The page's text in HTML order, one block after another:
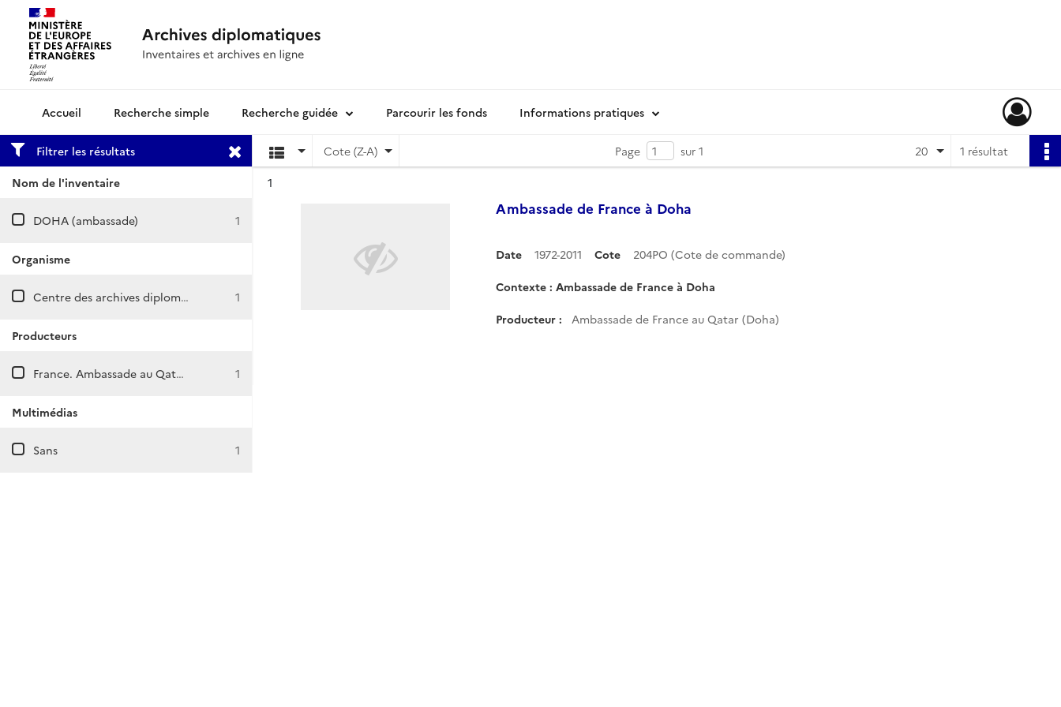
Archives diplomatiquesRecherche simple Recherche guidée Parcourir les fonds Informations pratiques
Filtrer les résultats
Nom de l'inventaire
DOHA (ambassade) 1
Organisme
Centre des archives diplomatiques de Nantes 1
Producteurs
France. Ambassade au Qatar (Doha) 1
Multimédias
Sans 1
Cote (Z-A) Page sur 1 1 résultat
20
1
Ambassade de France à Doha
Date 1972-2011 Cote 204PO (Cote de commande)
Contexte : Ambassade de France à Doha
Producteur : Ambassade de France au Qatar (Doha)